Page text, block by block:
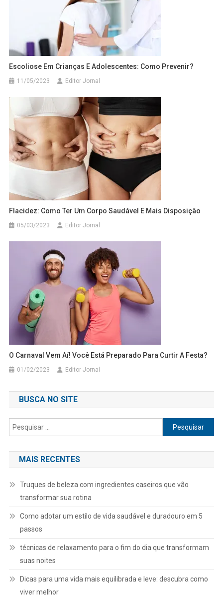
Escoliose Em Crianças E Adolescentes: Como Prevenir?
11/05/2023 Editor Jornal
Flacidez: Como Ter Um Corpo Saudável E Mais Disposição
05/03/2023 Editor Jornal
O Carnaval Vem Aí! Você Está Preparado Para Curtir A Festa?
01/02/2023 Editor Jornal
BUSCA NO SITE
Pesquisar
por:
MAIS RECENTES
Truques de beleza com ingredientes caseiros que vão
transformar sua rotina
Como adotar um estilo de vida saudável e duradouro em 5
passos
técnicas de relaxamento para o fim do dia que transformam
suas noites
Dicas para uma vida mais equilibrada e leve: descubra como
viver melhor